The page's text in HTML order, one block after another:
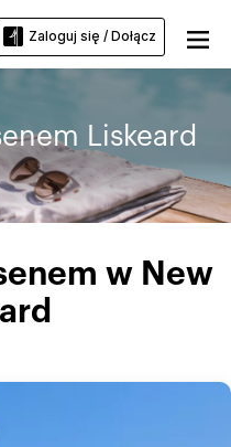
Zaloguj się / Dołącz
Liskeard
w New